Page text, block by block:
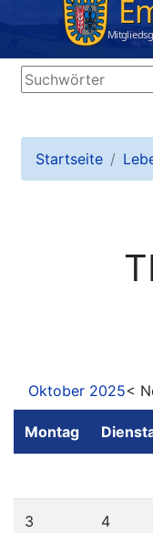
Startseite
Oktober 2025<
Montag
3 4